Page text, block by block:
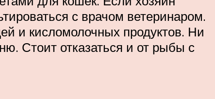
с врачом ветеринаром.
и кисломолочных продуктов. Ни
Стоит отказаться и от рыбы с